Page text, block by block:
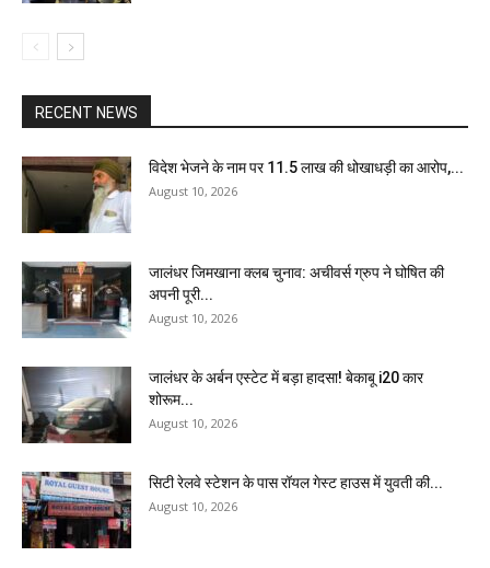
RECENT NEWS
विदेश भेजने के नाम पर 11.5 लाख की धोखाधड़ी का आरोप,...
August 10, 2026
जालंधर जिमखाना क्लब चुनाव: अचीवर्स ग्रुप ने घोषित की
अपनी पूरी...
August 10, 2026
जालंधर के अर्बन एस्टेट में बड़ा हादसा! बेकाबू i20 कार
शोरूम...
August 10, 2026
सिटी रेलवे स्टेशन के पास रॉयल गेस्ट हाउस में युवती की...
August 10, 2026